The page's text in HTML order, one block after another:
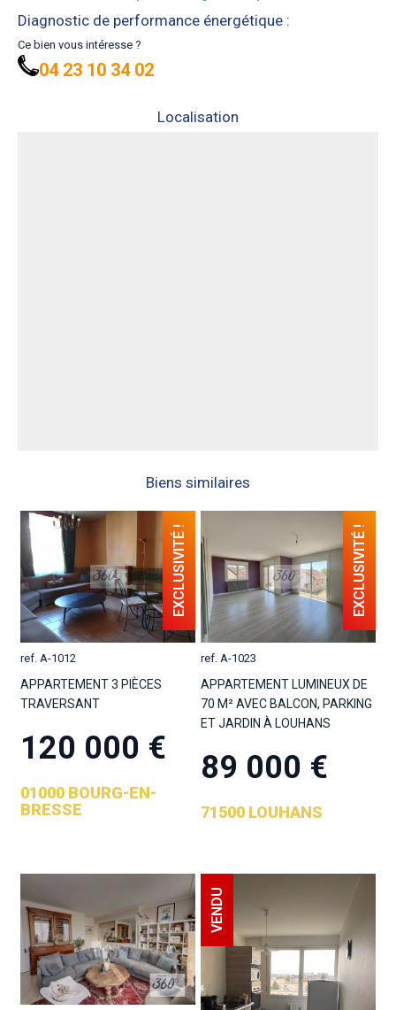
Diagnostic de performance énergétique :
Ce bien vous intéresse ?
04 23 10 34 02
Localisation
Biens similaires
ref. A-1012
APPARTEMENT 3 PIÈCES
TRAVERSANT
120 000 €
01000 BOURG-EN-
BRESSE
ref. A-1023
APPARTEMENT LUMINEUX DE
70 M² AVEC BALCON, PARKING
ET JARDIN À LOUHANS
89 000 €
71500 LOUHANS